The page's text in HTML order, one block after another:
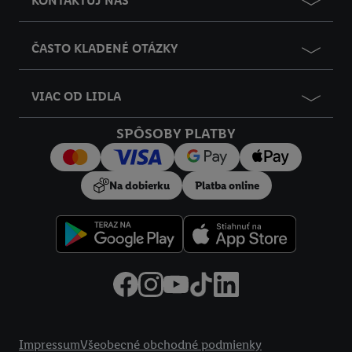
ČASTO KLADENÉ OTÁZKY
VIAC OD LIDLA
SPÔSOBY PLATBY
Na dobierku Platba online
ImpressumVšeobecné obchodné podmienky
údajov. Imprint nájdete tu.